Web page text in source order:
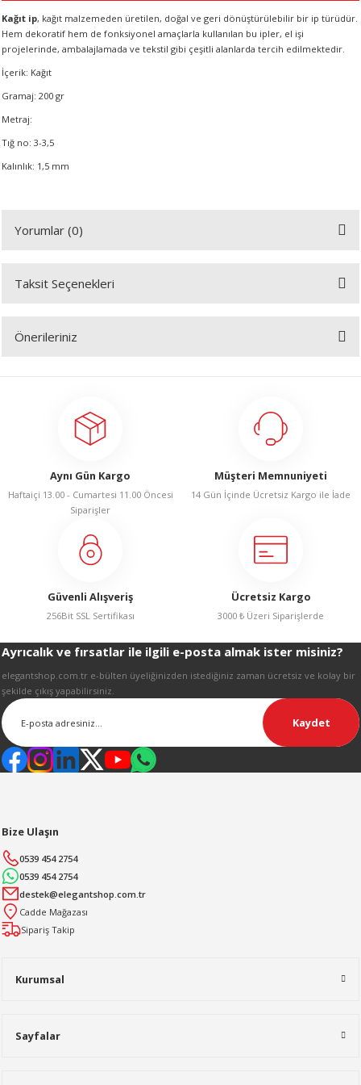
Kağıt ip, kağıt malzemeden üretilen, doğal ve geri dönüştürülebilir bir ip türüdür.
Hem dekoratif hem de fonksiyonel amaçlarla kullanılan bu ipler, el işi
projelerinde, ambalajlamada ve tekstil gibi çeşitli alanlarda tercih edilmektedir.
İçerik: Kağıt
Gramaj: 200 gr
Metraj:
Tığ no: 3-3,5
Kalınlık: 1,5 mm
Yorumlar (0)
Taksit Seçenekleri
Önerileriniz
Görüş ve önerileriniz için teşekkür ederiz.
Ürün açıklamasında eksik bilgiler bulunuyor.
Ürün bilgilerinde hatalar bulunuyor.
Ürün fiyatı diğer sitelerden daha pahalı.
Bu ürüne benzer farklı alternatifler olmalı.
Gönder
Aynı Gün Kargo
Haftaiçi 13.00 - Cumartesi 11.00 Öncesi
Siparişler
Müşteri Memnuniyeti
14 Gün İçinde Ücretsiz Kargo ile İade
Güvenli Alışveriş
256Bit SSL Sertifikası
Ücretsiz Kargo
3000 ₺ Üzeri Siparişlerde
Ayrıcalık ve fırsatlar ile ilgili e-posta almak ister misiniz?
elegantshop.com.tr e-bülten üyeliğinizden istediğiniz zaman ücretsiz ve kolay bir
şekilde çıkış yapabilirsiniz.
Kaydet
Kurumsal
Sayfalar
Bize Ulaşın
0539 454 2754
0539 454 2754
destek@elegantshop.com.tr
Cadde Mağazası
Sipariş Takip